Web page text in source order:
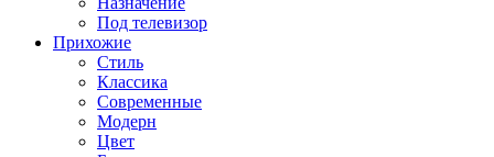
Под телевизор
Прихожие
Стиль
Классика
Современные
Модерн
Цвет